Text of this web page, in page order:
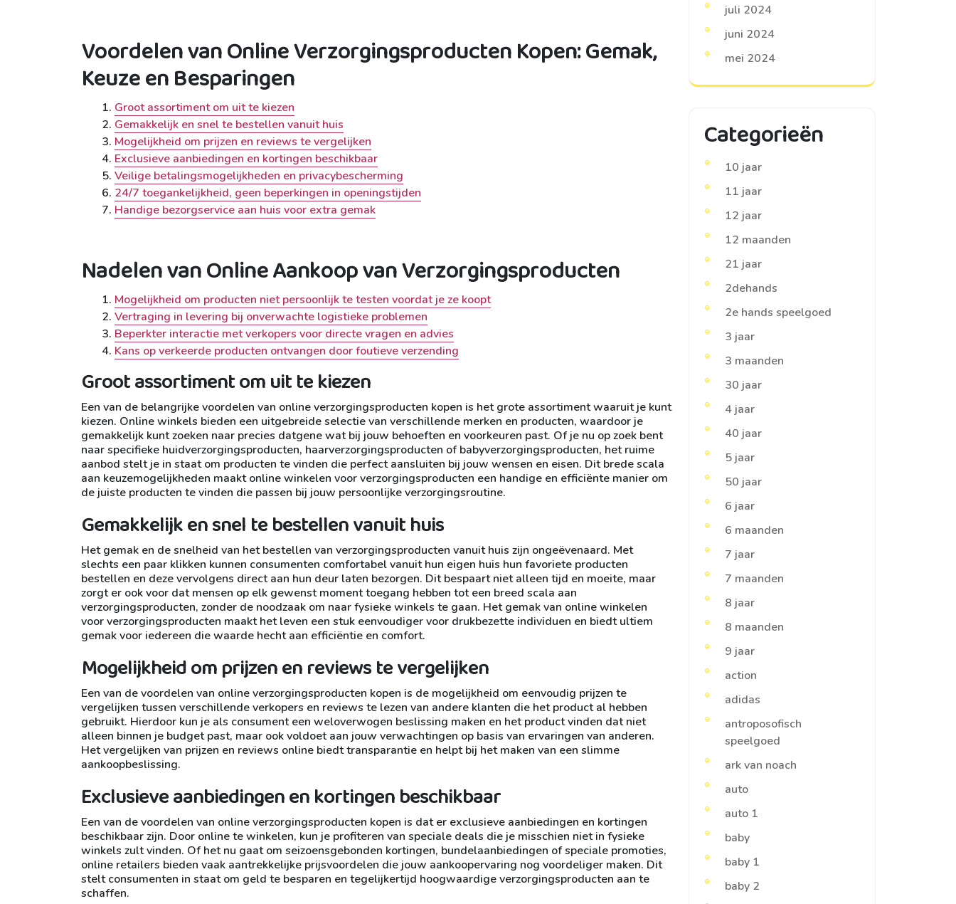
Voordelen van Online Verzorgingsproducten Kopen: Gemak,
Keuze en Besparingen
Groot assortiment om uit te kiezen
Gemakkelijk en snel te bestellen vanuit huis
Mogelijkheid om prijzen en reviews te vergelijken
Exclusieve aanbiedingen en kortingen beschikbaar
Veilige betalingsmogelijkheden en privacybescherming
24/7 toegankelijkheid, geen beperkingen in openingstijden
Handige bezorgservice aan huis voor extra gemak
Nadelen van Online Aankoop van Verzorgingsproducten
Mogelijkheid om producten niet persoonlijk te testen voordat je ze koopt
Vertraging in levering bij onverwachte logistieke problemen
Beperkter interactie met verkopers voor directe vragen en advies
Kans op verkeerde producten ontvangen door foutieve verzending
Groot assortiment om uit te kiezen
Een van de belangrijke voordelen van online verzorgingsproducten kopen is het grote assortiment waaruit je kunt
kiezen. Online winkels bieden een uitgebreide selectie van verschillende merken en producten, waardoor je
gemakkelijk kunt zoeken naar precies datgene wat bij jouw behoeften en voorkeuren past. Of je nu op zoek bent
naar specifieke huidverzorgingsproducten, haarverzorgingsproducten of babyverzorgingsproducten, het ruime
aanbod stelt je in staat om producten te vinden die perfect aansluiten bij jouw wensen en eisen. Dit brede scala
aan keuzemogelijkheden maakt online winkelen voor verzorgingsproducten een handige en efficiënte manier om
de juiste producten te vinden die passen bij jouw persoonlijke verzorgingsroutine.
Gemakkelijk en snel te bestellen vanuit huis
Het gemak en de snelheid van het bestellen van verzorgingsproducten vanuit huis zijn ongeëvenaard. Met
slechts een paar klikken kunnen consumenten comfortabel vanuit hun eigen huis hun favoriete producten
bestellen en deze vervolgens direct aan hun deur laten bezorgen. Dit bespaart niet alleen tijd en moeite, maar
zorgt er ook voor dat mensen op elk gewenst moment toegang hebben tot een breed scala aan
verzorgingsproducten, zonder de noodzaak om naar fysieke winkels te gaan. Het gemak van online winkelen
voor verzorgingsproducten maakt het leven een stuk eenvoudiger voor drukbezette individuen en biedt ultiem
gemak voor iedereen die waarde hecht aan efficiëntie en comfort.
Mogelijkheid om prijzen en reviews te vergelijken
Een van de voordelen van online verzorgingsproducten kopen is de mogelijkheid om eenvoudig prijzen te
vergelijken tussen verschillende verkopers en reviews te lezen van andere klanten die het product al hebben
gebruikt. Hierdoor kun je als consument een weloverwogen beslissing maken en het product vinden dat niet
alleen binnen je budget past, maar ook voldoet aan jouw verwachtingen op basis van ervaringen van anderen.
Het vergelijken van prijzen en reviews online biedt transparantie en helpt bij het maken van een slimme
aankoopbeslissing.
Exclusieve aanbiedingen en kortingen beschikbaar
Een van de voordelen van online verzorgingsproducten kopen is dat er exclusieve aanbiedingen en kortingen
beschikbaar zijn. Door online te winkelen, kun je profiteren van speciale deals die je misschien niet in fysieke
winkels zult vinden. Of het nu gaat om seizoensgebonden kortingen, bundelaanbiedingen of speciale promoties,
online retailers bieden vaak aantrekkelijke prijsvoordelen die jouw aankoopervaring nog voordeliger maken. Dit
stelt consumenten in staat om geld te besparen en tegelijkertijd hoogwaardige verzorgingsproducten aan te
schaffen.
juli 2024
juni 2024
mei 2024
Categorieën
10 jaar
11 jaar
12 jaar
12 maanden
21 jaar
2dehands
2e hands speelgoed
3 jaar
3 maanden
30 jaar
4 jaar
40 jaar
5 jaar
50 jaar
6 jaar
6 maanden
7 jaar
7 maanden
8 jaar
8 maanden
9 jaar
action
adidas
antroposofisch
speelgoed
ark van noach
auto
auto 1
baby
baby 1
baby 2